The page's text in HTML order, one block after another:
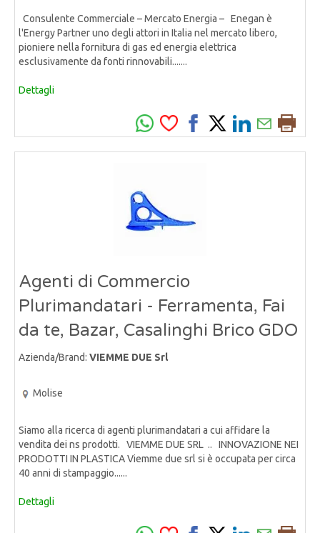
Consulente Commerciale – Mercato Energia – Enegan è
l'Energy Partner uno degli attori in Italia nel mercato libero,
pioniere nella fornitura di gas ed energia elettrica
esclusivamente da fonti rinnovabili.......
Dettagli
Agenti di Commercio
Plurimandatari - Ferramenta, Fai
da te, Bazar, Casalinghi Brico GDO
Azienda/Brand: VIEMME DUE Srl
Molise
Siamo alla ricerca di agenti plurimandatari a cui affidare la
vendita dei ns prodotti. VIEMME DUE SRL .. INNOVAZIONE NEI
PRODOTTI IN PLASTICA Viemme due srl si è occupata per circa
40 anni di stampaggio......
Dettagli